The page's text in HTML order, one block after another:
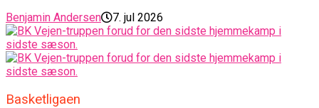
Benjamin Andersen
7. jul 2026
Basketligaen